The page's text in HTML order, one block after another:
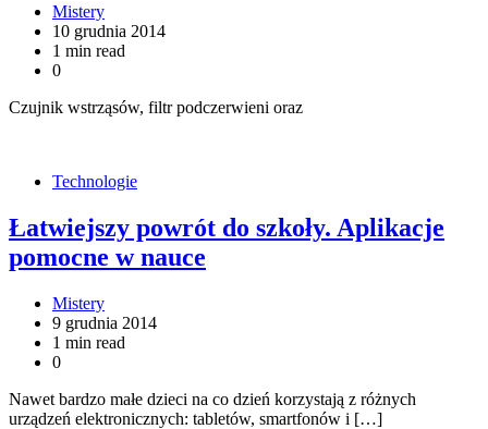
Mistery
10 grudnia 2014
1 min read
0
Czujnik wstrząsów, filtr podczerwieni oraz
Technologie
Łatwiejszy powrót do szkoły. Aplikacje
pomocne w nauce
Mistery
9 grudnia 2014
1 min read
0
Nawet bardzo małe dzieci na co dzień korzystają z różnych
urządzeń elektronicznych: tabletów, smartfonów i […]